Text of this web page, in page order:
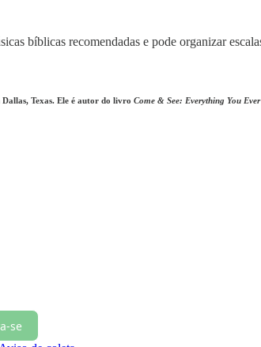
bíblicas recomendadas e pode organizar
Texas. Ele é autor do livro Come & See: Everything You
se